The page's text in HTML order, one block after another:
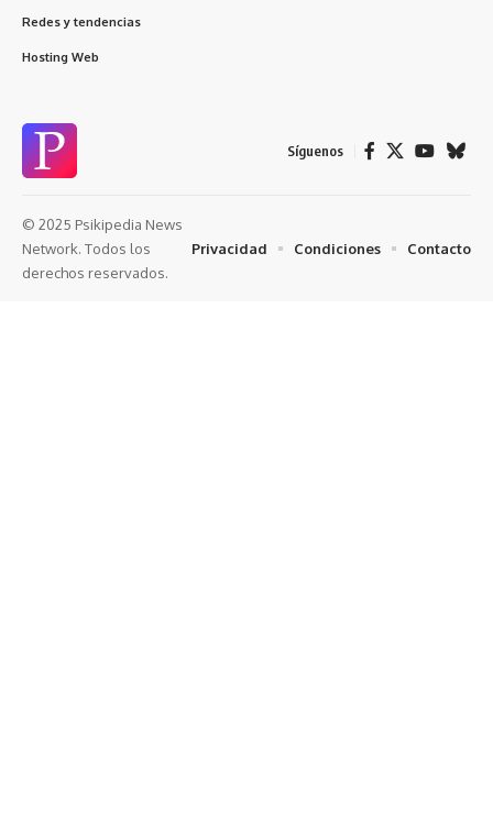
Redes y tendencias
Hosting Web
Síguenos
© 2025 Psikipedia News
Network. Todos los
derechos reservados.
Privacidad Condiciones Contacto